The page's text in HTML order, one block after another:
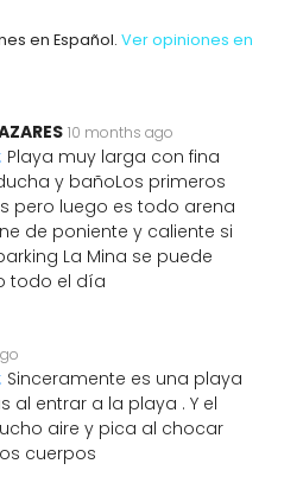
en Español. Ver opiniones en
10 months ago
Playa muy larga con fina
y bañoLos primeros
pero luego es todo arena
de poniente y caliente si
La Mina se puede
todo el día
Sinceramente es una playa
al entrar a la playa . Y el
aire y pica al chocar
cuerpos